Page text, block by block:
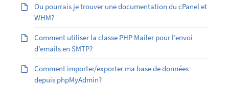
Ou pourrais je trouver une documentation du cPanel et
WHM?
Comment utiliser la classe PHP Mailer pour l’envoi
d’emails en SMTP?
Comment importer/exporter ma base de données
depuis phpMyAdmin?